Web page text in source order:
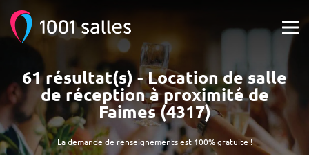
La demande de renseignements est 100% gratuite !
61 résultat(s) - Location de salle
de réception à proximité de
Faimes (4317)